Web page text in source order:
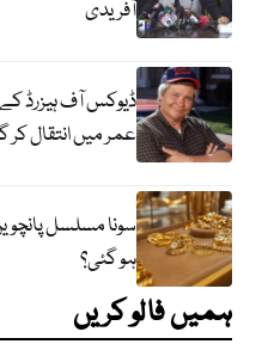
آفریدی
عمر میں انتقال کر
سونا مسلسل
ہو گئی؟
ہمیں فالو کریں